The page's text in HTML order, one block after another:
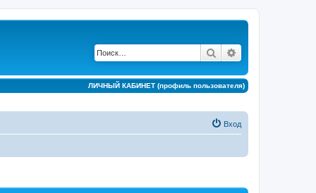
Поиск
ЛИЧНЫЙ КАБИНЕТ (профиль пользователя)
Вход